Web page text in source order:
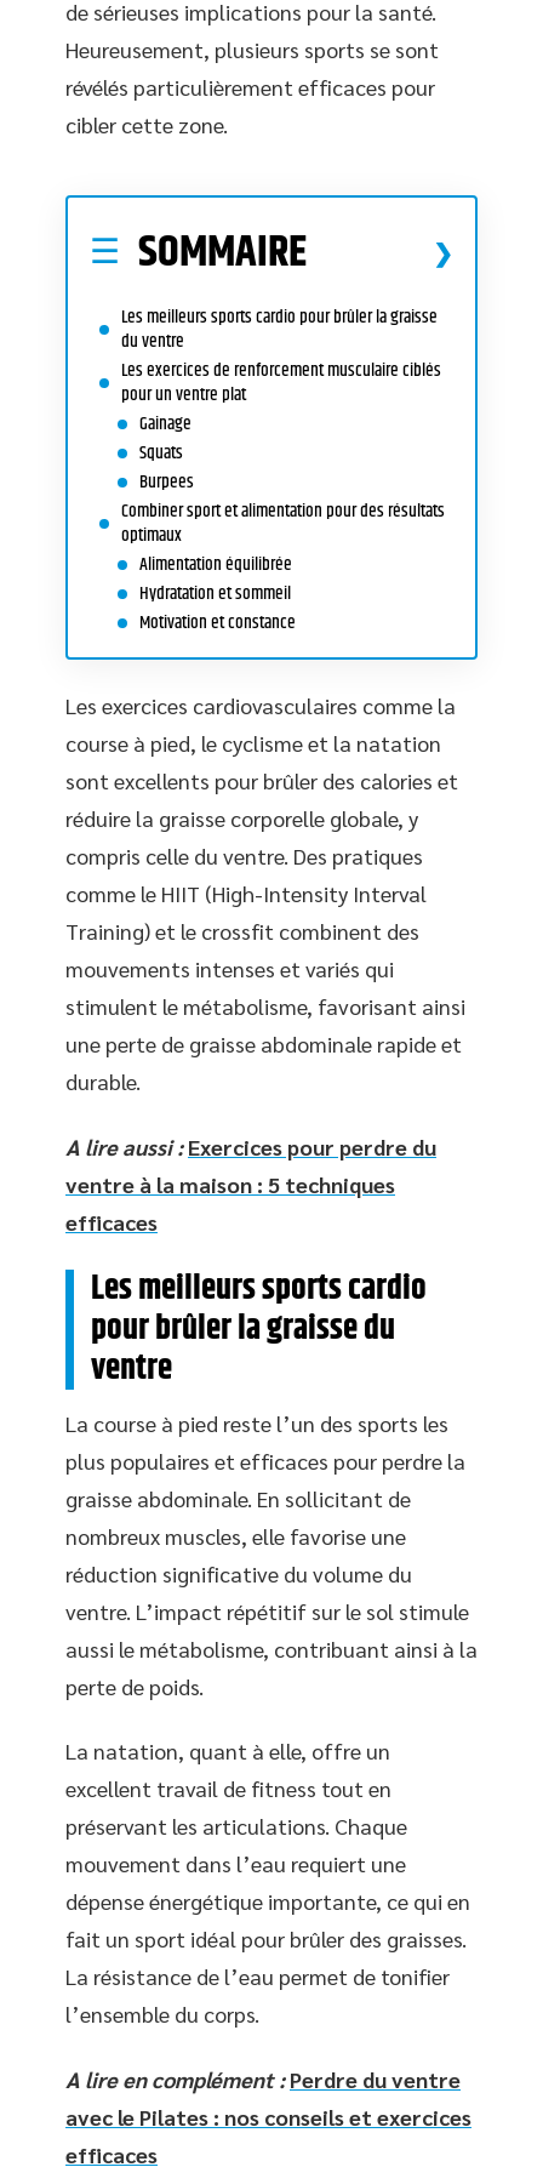
de sérieuses implications pour la santé.
Heureusement, plusieurs sports se sont
révélés particulièrement efficaces pour
cibler cette zone.
SOMMAIRE
Les meilleurs sports cardio pour brûler la graisse
du ventre
Les exercices de renforcement musculaire ciblés
pour un ventre plat
Gainage
Squats
Burpees
Combiner sport et alimentation pour des résultats
optimaux
Alimentation équilibrée
Hydratation et sommeil
Motivation et constance
Les exercices cardiovasculaires comme la
course à pied, le cyclisme et la natation
sont excellents pour brûler des calories et
réduire la graisse corporelle globale, y
compris celle du ventre. Des pratiques
comme le HIIT (High-Intensity Interval
Training) et le crossfit combinent des
mouvements intenses et variés qui
stimulent le métabolisme, favorisant ainsi
une perte de graisse abdominale rapide et
durable.
A lire aussi : Exercices pour perdre du
ventre à la maison : 5 techniques
efficaces
Les meilleurs sports cardio
pour brûler la graisse du
ventre
La course à pied reste l’un des sports les
plus populaires et efficaces pour perdre la
graisse abdominale. En sollicitant de
nombreux muscles, elle favorise une
réduction significative du volume du
ventre. L’impact répétitif sur le sol stimule
aussi le métabolisme, contribuant ainsi à la
perte de poids.
La natation, quant à elle, offre un
excellent travail de fitness tout en
préservant les articulations. Chaque
mouvement dans l’eau requiert une
dépense énergétique importante, ce qui en
fait un sport idéal pour brûler des graisses.
La résistance de l’eau permet de tonifier
l’ensemble du corps.
A lire en complément : Perdre du ventre
avec le Pilates : nos conseils et exercices
efficaces